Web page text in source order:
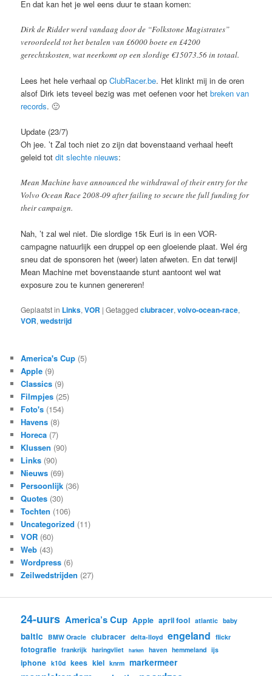
En dat kan het je wel eens duur te staan komen:
Dirk de Ridder werd vandaag door de “Folkstone Magistrates”
veroordeeld tot het betalen van £6000 boete en £4200
gerechtskosten, wat neerkomt op een slordige €15073.56 in totaal.
Lees het hele verhaal opClubRacer.be. Het klinkt mij in de oren
alsof Dirk iets teveel bezig was met oefenen voor hetbreken van
records. 🙂
Update (23/7)
Oh jee. ’t Zal toch niet zo zijn dat bovenstaand verhaal heeft
geleid totdit slechte nieuws:
Mean Machine have announced the withdrawal of their entry for the
Volvo Ocean Race 2008-09 after failing to secure the full funding for
their campaign.
Nah, ’t zal wel niet. Die slordige 15k Euri is in een VOR-
campagne natuurlijk een druppel op een gloeiende plaat. Wel érg
sneu dat de sponsoren het (weer) laten afweten. En dat terwijl
Mean Machine met bovenstaande stunt aantoont wel wat
exposure zou te kunnen genereren!
Geplaatst in Links,VOR |Getagged clubracer,volvo-ocean-race,
VOR,wedstrijd
America's Cup (5)
Apple (9)
Classics (9)
Filmpjes (25)
Foto's (154)
Havens (8)
Horeca (7)
Klussen (90)
Links (90)
Nieuws (69)
Persoonlijk (36)
Quotes (30)
Tochten (106)
Uncategorized (11)
VOR (60)
Web (43)
Wordpress (6)
Zeilwedstrijden (27)
24-uurs America’s Cup Apple april fool atlantic baby
baltic BMW Oracle clubracer delta-lloyd engeland flickr
fotografie frankrijk haringvliet harken haven hemmeland ijs
iphone k10d kees kiel knrm markermeer